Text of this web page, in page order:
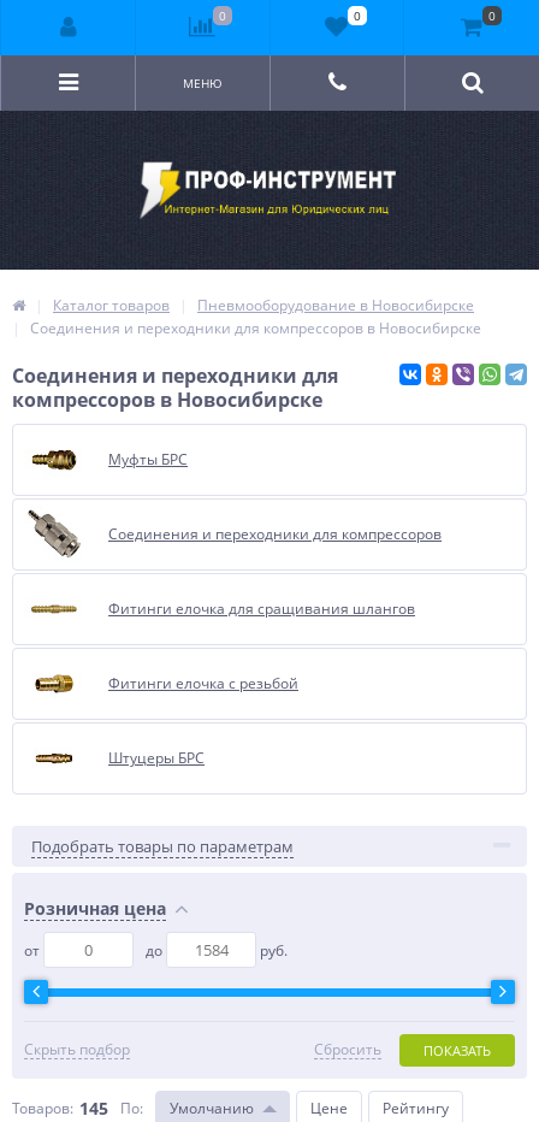
МЕНЮ
Каталог товаров
Пневмооборудование в Новосибирске
Соединения и переходники для компрессоров в Новосибирске
Соединения и переходники для
компрессоров в Новосибирске
Муфты БРС
Соединения и переходники для компрессоров
Фитинги елочка для сращивания шлангов
Фитинги елочка с резьбой
Штуцеры БРС
Подобрать товары по параметрам
Розничная цена
от до руб.
Скрыть подбор ПОКАЗАТЬ
Сбросить
Товаров: 145 По: Умолчанию Цене Рейтингу
0 0 0